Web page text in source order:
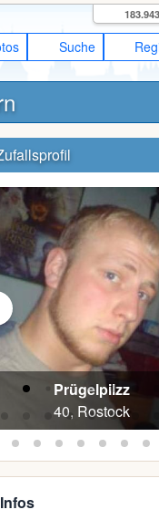
Suche
183.943
Prügelpilzz
40, Rostock
Infos